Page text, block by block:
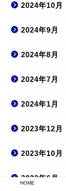
2024年10月
2024年9月
2024年8月
2024年7月
2024年1月
2023年12月
2023年10月
2023年6月
HOME